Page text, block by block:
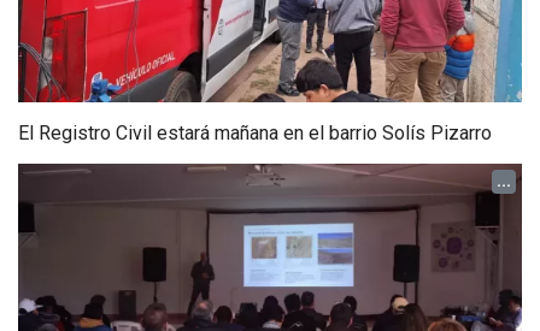
El Registro Civil estará mañana en el barrio Solís Pizarro
...